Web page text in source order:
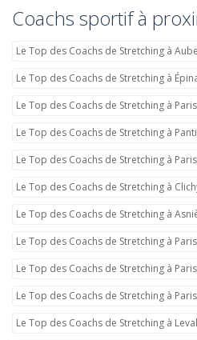
Coachs sportif à
Le Top des Coachs de Stretching à
Le Top des Coachs de Stretching à
Le Top des Coachs de Stretching à
Le Top des Coachs de Stretching à
Le Top des Coachs de Stretching à
Le Top des Coachs de Stretching à
Le Top des Coachs de Stretching à
Le Top des Coachs de Stretching à
Le Top des Coachs de Stretching à
Le Top des Coachs de Stretching à
Le Top des Coachs de Stretching à